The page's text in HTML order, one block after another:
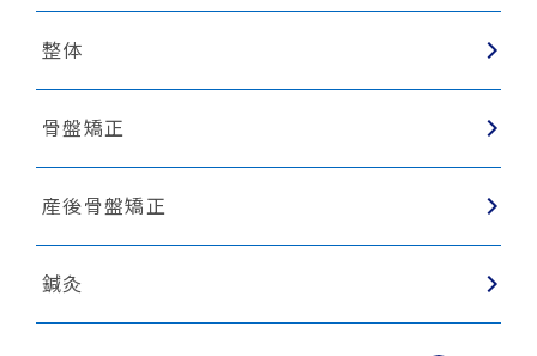
整体
骨盤矯正
産後骨盤矯正
鍼灸